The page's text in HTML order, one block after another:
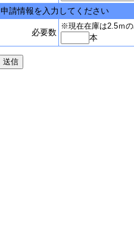
申請情報を入力してください
必要数
※現在在庫は2.5ｍ
本
送信